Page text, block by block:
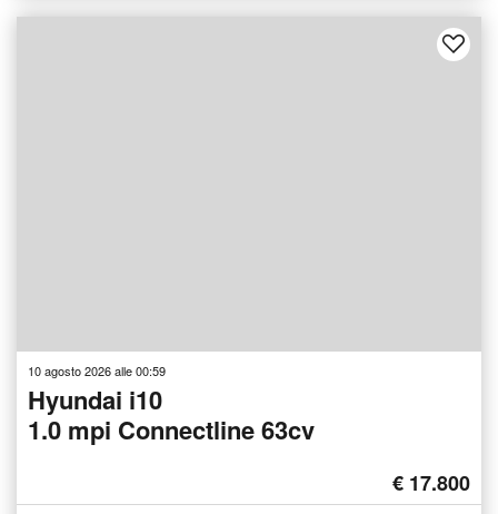
10 agosto 2026 alle 00:59
Hyundai i10
1.0 mpi Connectline 63cv
€ 17.800